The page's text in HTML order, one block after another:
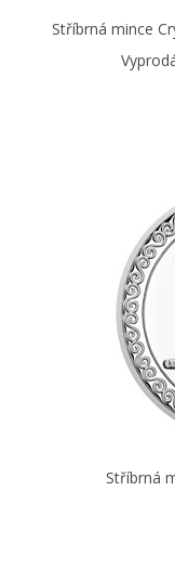
Stříbrná mince
Stříbrná